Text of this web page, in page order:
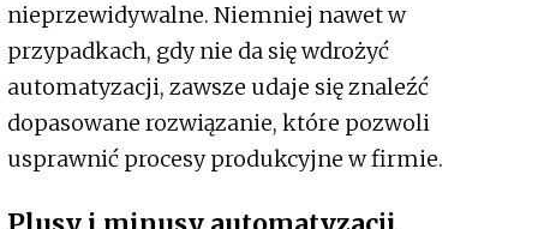
nieprzewidywalne. Niemniej nawet w
przypadkach, gdy nie da się wdrożyć
automatyzacji, zawsze udaje się znaleźć
dopasowane rozwiązanie, które pozwoli
usprawnić procesy produkcyjne w firmie.